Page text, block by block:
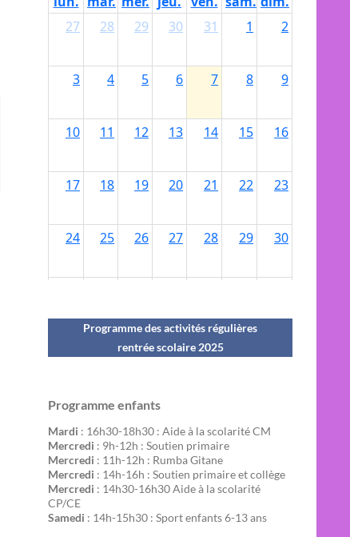
Programme des activités régulières
rentrée scolaire 2025
Programme enfants
Mardi : 16h30-18h30 : Aide à la scolarité CM
Mercredi : 9h-12h : Soutien primaire
Mercredi : 11h-12h : Rumba Gitane
Mercredi : 14h-16h : Soutien primaire et collège
Mercredi : 14h30-16h30 Aide à la scolarité
CP/CE
Samedi : 14h-15h30 : Sport enfants 6-13 ans